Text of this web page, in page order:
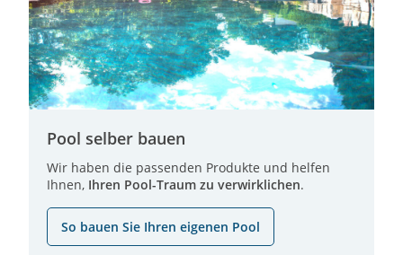
Pool selber bauen
Wir haben die passenden Produkte und helfen
Ihnen, Ihren Pool-Traum zu verwirklichen.
So bauen Sie Ihren eigenen Pool